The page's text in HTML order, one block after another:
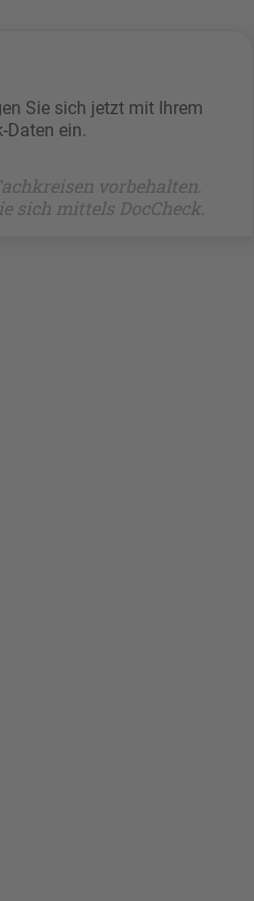
Sie sich jetzt mit Ihrem
Daten ein.
vorbehalten.
sich mittels DocCheck.